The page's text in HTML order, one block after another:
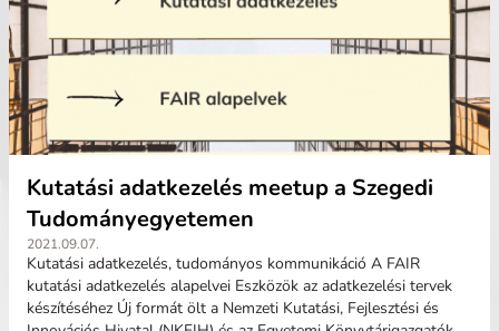
Kutatási adatkezelés meetup a Szegedi
Tudományegyetemen
2021.09.07.
Kutatási adatkezelés, tudományos kommunikáció A FAIR
kutatási adatkezelés alapelvei Eszközök az adatkezelési tervek
készítéséhez Új formát ölt a Nemzeti Kutatási, Fejlesztési és